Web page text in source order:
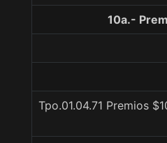
10a.-
Tpo.01.04.71 Premios